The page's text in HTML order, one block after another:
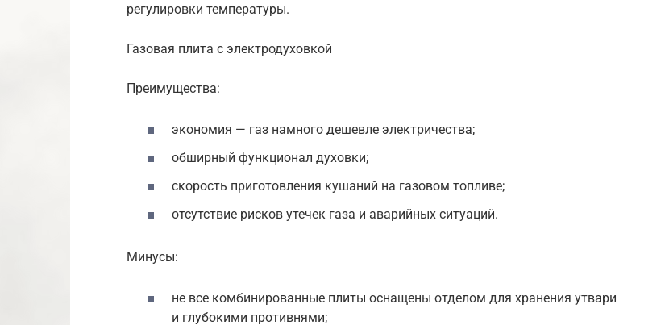
регулировки температуры.
Газовая плита с электродуховкой
Преимущества:
экономия — газ намного дешевле электричества;
обширный функционал духовки;
скорость приготовления кушаний на газовом топливе;
отсутствие рисков утечек газа и аварийных ситуаций.
Минусы:
не все комбинированные плиты оснащены отделом для хранения утвари
и глубокими противнями;